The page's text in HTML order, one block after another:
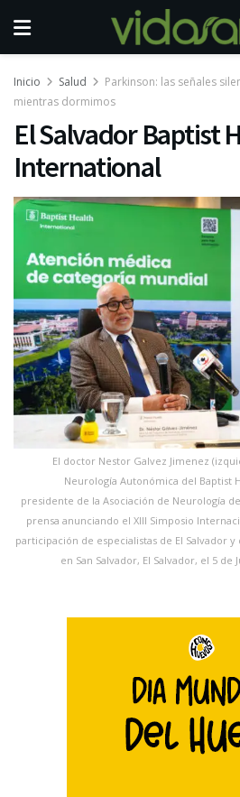
Inicio Salud
Parkinson: las señales
mientras dormimos
El Salvador Baptist
International
El doctor Nestor Galvez Jimenez
Neurología Autonómica del Baptist
presidente de la Asociación de Neurología
prensa anunciando el XIII Simposio
participación de especialistas de El Salvador
en San Salvador, El Salvador, el 5 de